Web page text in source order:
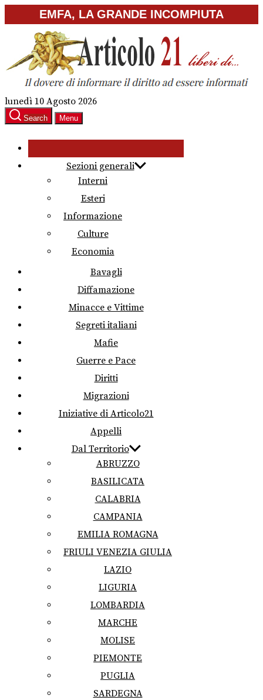
to
content
EMFA, LA GRANDE INCOMPIUTA
lunedì 10 Agosto 2026
Search Menu
Sezioni generali
Interni
Esteri
Informazione
Culture
Economia
Bavagli
Diffamazione
Minacce e Vittime
Segreti italiani
Mafie
Guerre e Pace
Diritti
Migrazioni
Iniziative di Articolo21
Appelli
Dal Territorio
ABRUZZO
BASILICATA
CALABRIA
CAMPANIA
EMILIA ROMAGNA
FRIULI VENEZIA GIULIA
LAZIO
LIGURIA
LOMBARDIA
MARCHE
MOLISE
PIEMONTE
PUGLIA
SARDEGNA